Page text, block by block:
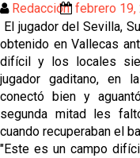
Opinión | "Carta
García
Análisis I Quién es
Endrick y Marc
destacadas del día
Redacción febrero 19,
El jugador del Sevilla,
obtenido en Vallecas
difícil y los locales
jugador gaditano, en
conectó bien y
segunda mitad les
cuando recuperaban el
"Este es un campo